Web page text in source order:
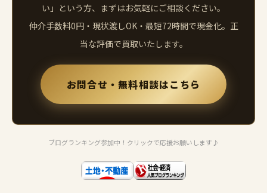
い」という方、まずはお気軽にご相談ください。
仲介手数料0円・現状渡しOK・最短72時間で現金化。正
当な評価で買取いたします。
お問合せ・無料相談はこちら
ブログランキング参加中！クリックで応援お願いします♪